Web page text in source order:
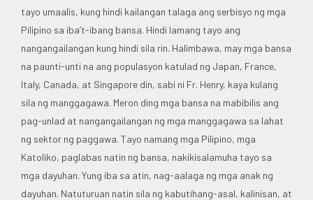
tayo umaalis, kung hindi kailangan talaga ang serbisyo ng mga
Pilipino sa iba’t-ibang bansa. Hindi lamang tayo ang
nangangailangan kung hindi sila rin. Halimbawa, may mga bansa
na paunti-unti na ang populasyon katulad ng Japan, France,
Italy, Canada, at Singapore din, sabi ni Fr. Henry, kaya kulang
sila ng manggagawa. Meron ding mga bansa na mabibilis ang
pag-unlad at nangangailangan ng mga manggagawa sa lahat
ng sektor ng paggawa. Tayo namang mga Pilipino, mga
Katoliko, paglabas natin ng bansa, nakikisalamuha tayo sa
mga dayuhan. Yung iba sa atin, nag-aalaga ng mga anak ng
dayuhan. Natuturuan natin sila ng kabutihang-asal, kalinisan, at